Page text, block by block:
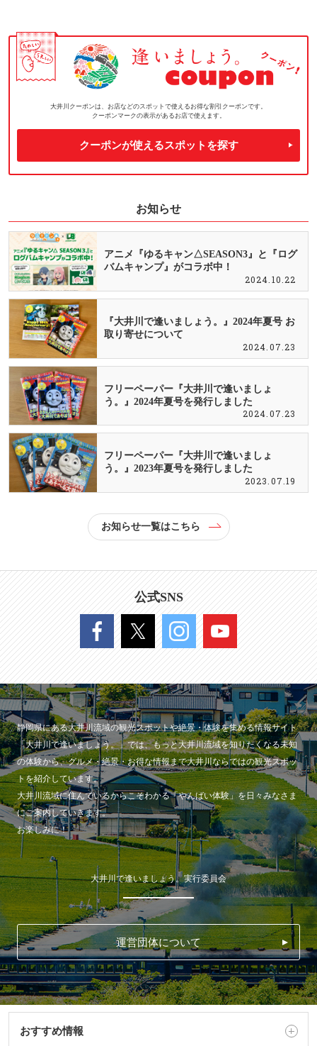
大井川クーポンは、お店などのスポットで使えるお得な割引クーポンです。
クーポンマークの表示があるお店で使えます。
クーポンが使えるスポットを探す
お知らせ
アニメ『ゆるキャン△SEASON3』と『ログ
バムキャンプ』がコラボ中！
2024.10.22
『大井川で逢いましょう。』2024年夏号 お
取り寄せについて
2024.07.23
フリーペーパー『大井川で逢いましょ
う。』2024年夏号を発行しました
2024.07.23
フリーペーパー『大井川で逢いましょ
う。』2023年夏号を発行しました
2023.07.19
お知らせ一覧はこちら
公式SNS
静岡県にある大井川流域の観光スポットや絶景・体験を集める情報サイト
「大井川で逢いましょう。」では、もっと大井川流域を知りたくなる未知
の体験から、グルメ・絶景・お得な情報まで大井川ならではの観光スポッ
トを紹介しています。
大井川流域に住んでいるからこそわかる「やんばい体験」を日々みなさま
にご案内していきます。
お楽しみに！
大井川で逢いましょう。実行委員会
運営団体について
おすすめ情報